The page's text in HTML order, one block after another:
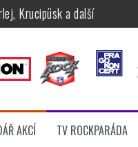
Krucipüsk a další
s Green Jellÿ
AKCÍ TV ROCKPARÁDA